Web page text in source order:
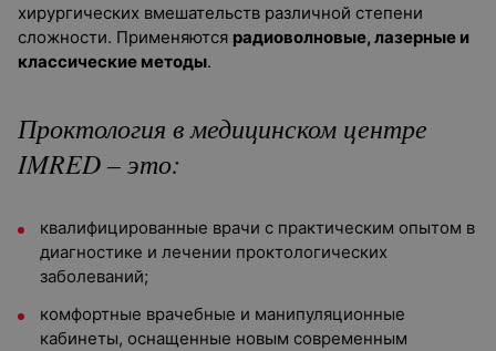
хирургических вмешательств различной степени
сложности. Применяются радиоволновые, лазерные и
классические методы.
Проктология в медицинском центре
IMRED – это:
квалифицированные врачи с практическим опытом в
диагностике и лечении проктологических
заболеваний;
комфортные врачебные и манипуляционные
кабинеты, оснащенные новым современным